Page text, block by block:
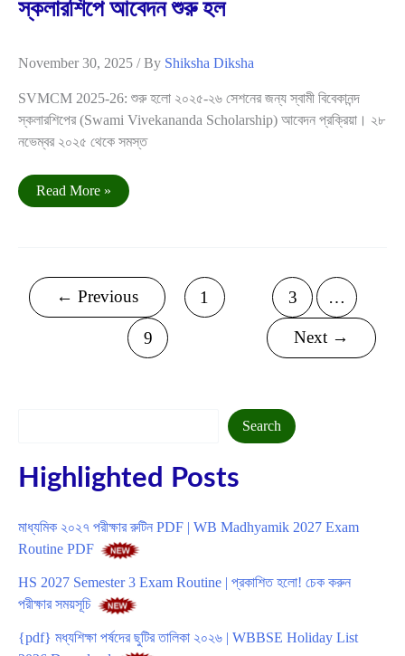
স্কলারশিপে আবেদন শুরু হল
November 30, 2025 / By Shiksha Diksha
SVMCM 2025-26: শুরু হলো ২০২৫-২৬ সেশনের জন্য স্বামী বিবেকানন্দ
স্কলারশিপের (Swami Vivekananda Scholarship) আবেদন প্রক্রিয়া। ২৮
নভেম্বর ২০২৫ থেকে সমস্ত
SVMCM
2025-
স্কলারশিপে
হল
Read More »
← Previous 1 3 …
9 Next →
Search
Highlighted Posts
মাধ্যমিক ২০২৭ পরীক্ষার রুটিন PDF | WB Madhyamik 2027 Exam
Routine PDF
HS 2027 Semester 3 Exam Routine | প্রকাশিত হলো! চেক করুন
পরীক্ষার সময়সূচি
{pdf} মধ্যশিক্ষা পর্ষদের ছুটির তালিকা ২০২৬ | WBBSE Holiday List